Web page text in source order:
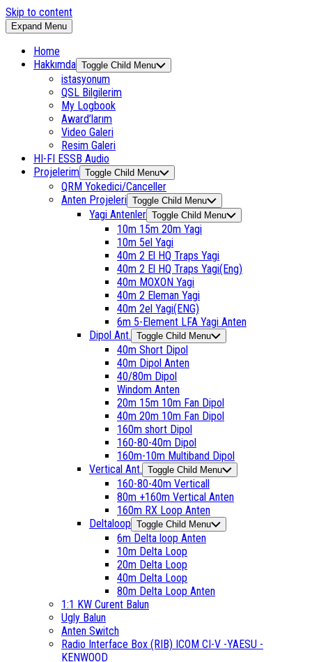
Skip to content
Expand Menu
Home
Hakkımda Toggle Child Menu
istasyonum
QSL Bilgilerim
My Logbook
Award’larım
Video Galeri
Resim Galeri
HI-FI ESSB Audio
Projelerim Toggle Child Menu
QRM Yokedici/Canceller
Anten Projeleri Toggle Child Menu
Yagi Antenler Toggle Child Menu
10m 15m 20m Yagi
10m 5el Yagi
40m 2 El HQ Traps Yagi
40m 2 El HQ Traps Yagi(Eng)
40m MOXON Yagi
40m 2 Eleman Yagi
40m 2el Yagi(ENG)
6m 5-Element LFA Yagi Anten
Dipol Ant. Toggle Child Menu
40m Short Dipol
40m Dipol Anten
40/80m Dipol
Windom Anten
20m 15m 10m Fan Dipol
40m 20m 10m Fan Dipol
160m short Dipol
160-80-40m Dipol
160m-10m Multiband Dipol
Vertical Ant. Toggle Child Menu
160-80-40m Verticall
80m +160m Vertical Anten
160m RX Loop Anten
Deltaloop Toggle Child Menu
6m Delta loop Anten
10m Delta Loop
20m Delta Loop
40m Delta Loop
80m Delta Loop Anten
1:1 KW Curent Balun
Ugly Balun
Anten Switch
Radio Interface Box (RIB) ICOM CI-V -YAESU -
KENWOOD